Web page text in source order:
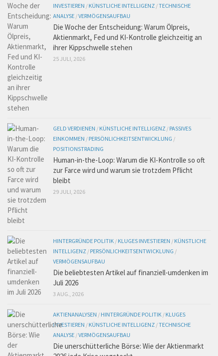
INVESTIEREN / KÜNSTLICHE INTELLIGENZ /TECHNISCHE
ANALYSE /VERMÖGENSAUFBAU
Die Woche der Entscheidung: Warum Ölpreis,
Aktienmarkt, Fed und KI-Kontrolle gleichzeitig an
ihrer Kippschwelle stehen
25 JULI, 2026
GELD VERDIENEN / KÜNSTLICHE INTELLIGENZ / PASSIVES
EINKOMMEN / PERSÖNLICHKEITSENTWICKLUNG /
POSITIONSTRADING
Human-in-the-Loop: Warum die KI-Kontrolle so oft
zur Farce wird und warum sie trotzdem Pflicht
bleibt
29 JULI, 2026
HINTERGRÜNDE POLITIK / KLUGES INVESTIEREN / KÜNSTLICHE
INTELLIGENZ / PERSÖNLICHKEITSENTWICKLUNG /
VERMÖGENSAUFBAU
Die beliebtesten Artikel auf finanziell-umdenken im
Juli 2026
3 AUG., 2026
AKTIENANALYSEN / HINTERGRÜNDE POLITIK / KLUGES
INVESTIEREN / KÜNSTLICHE INTELLIGENZ /TECHNISCHE
ANALYSE /VERMÖGENSAUFBAU
Die unerschütterliche Börse: Wie der Aktienmarkt